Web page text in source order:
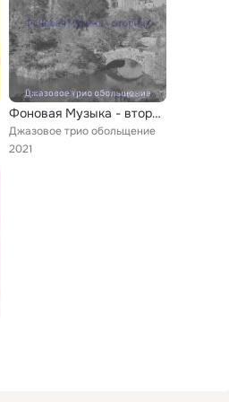
Фоновая Музыка - вторник
Джазовое трио обольщение
2021